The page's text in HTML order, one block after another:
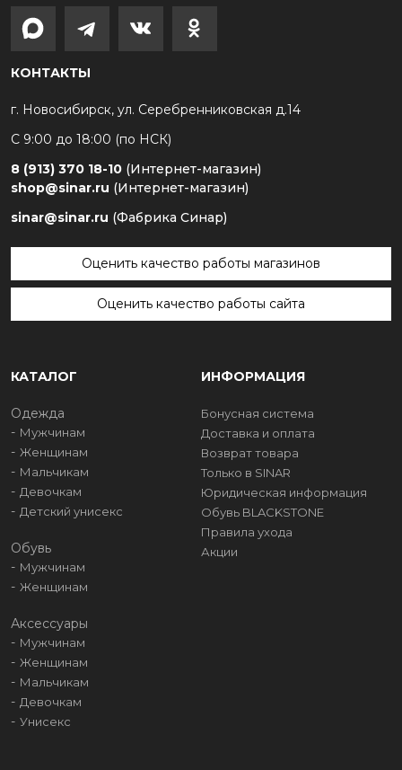
КОНТАКТЫ
г. Новосибирск, ул. Серебренниковская д.14
С 9:00 до 18:00 (по НСК)
8 (913) 370 18-10 (Интернет-магазин)
shop@sinar.ru (Интернет-магазин)
sinar@sinar.ru (Фабрика Синар)
Оценить качество работы магазинов
Оценить качество работы сайта
КАТАЛОГ
Одежда
Мужчинам
Женщинам
Мальчикам
Девочкам
Детский унисекс
Обувь
Мужчинам
Женщинам
Аксессуары
Мужчинам
Женщинам
Мальчикам
Девочкам
Унисекс
ИНФОРМАЦИЯ
Бонусная система
Доставка и оплата
Возврат товара
Только в SINAR
Юридическая информация
Обувь BLACKSTONE
Правила ухода
Акции